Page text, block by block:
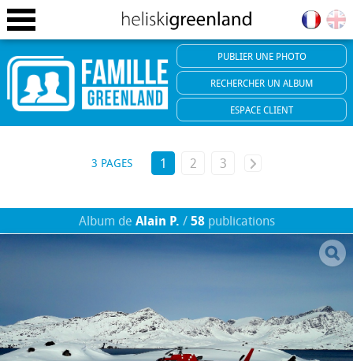
PUBLIER UNE PHOTO
RECHERCHER UN ALBUM
ESPACECLIENT
3 PAGES 1 2 3
Album de Alain P. /58publications